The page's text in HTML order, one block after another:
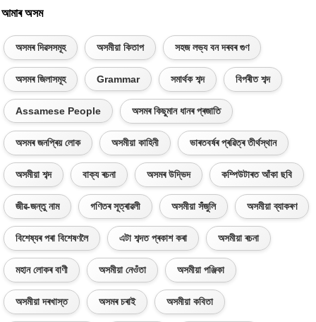
আমাৰ অসম
অসমৰ দিৱসসমূহ অসমীয়া কিতাপ সহজ লভ্য বন দৰবৰ গুণ
অসমৰ জিলাসমূহ Grammar সমাৰ্থক শব্দ বিপৰীত শব্দ
Assamese People অসমৰ কিছুমান ধানৰ প্ৰজাতি
অসমৰ জনপ্ৰিয় লোক অসমীয়া কাহিনী ভাৰতবৰ্ষৰ প্ৰৱিত্ৰ তীৰ্থস্থান
অসমীয়া শব্দ বাক্য ৰচনা অসমৰ উদ্ভিদ কম্পিউটাৰত আঁকা ছবি
জীৱ-জন্তু নাম গণিতৰ সূত্ৰাৱলী অসমীয়া সঁজুলি অসমীয়া ব্যাকৰণ
বিশেষ্যৰ পৰা বিশেষণলৈ এটা শব্দত প্ৰকাশ কৰা অসমীয়া ৰচনা
মহান লোকৰ বাণী অসমীয়া নেওঁতা অসমীয়া পঞ্জিকা
অসমীয়া দৰখাস্ত অসমৰ চৰাই অসমীয়া কবিতা